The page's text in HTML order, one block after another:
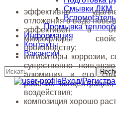
Смывки ЛКМ
Промывка
Информация
Контакты
Вакансии
Вход/
эффективно
отложения в воде
эффективен в
микрофлоры
производству;
ингибиторы коррозии,
существенно
алюминия и его
рабочих
воздействия;
композиция хорошо